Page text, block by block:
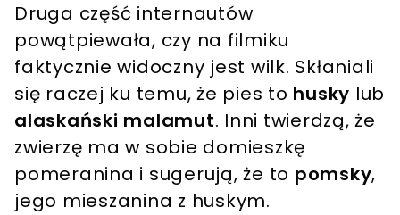
Druga część internautów
powątpiewała, czy na filmiku
faktycznie widoczny jest wilk. Skłaniali
się raczej ku temu, że pies to husky lub
alaskański malamut. Inni twierdzą, że
zwierzę ma w sobie domieszkę
pomeranina i sugerują, że to pomsky,
jego mieszanina z huskym.